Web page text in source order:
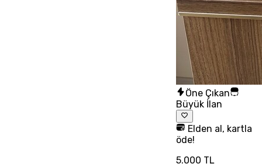
Öne Çıkan
Büyük İlan
Elden al, kartla
öde!
5.000 TL